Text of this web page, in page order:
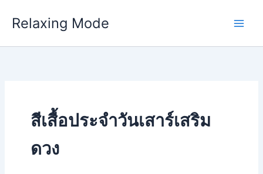
Relaxing Mode
สีเสื้อประจำวันเสาร์เสริม
ดวง